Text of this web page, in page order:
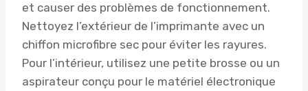
et causer des problèmes de fonctionnement.
Nettoyez l’extérieur de l’imprimante avec un
chiffon microfibre sec pour éviter les rayures.
Pour l’intérieur, utilisez une petite brosse ou un
aspirateur conçu pour le matériel électronique